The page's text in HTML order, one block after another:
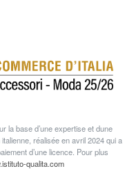
la base d’une expertise et dune
réalisée en avril 2024 qui a
d’une licence. Pour plus
qualita.com